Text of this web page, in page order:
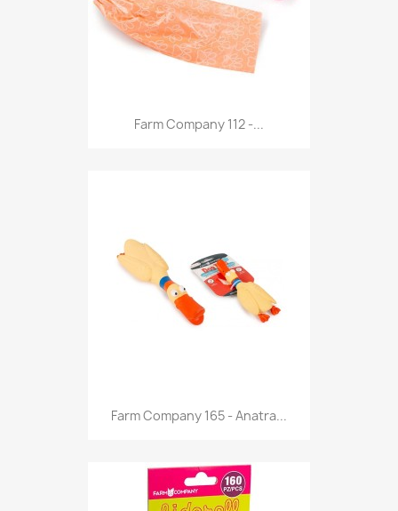
Anteprima
Farm Company 112 -...
Anteprima
Farm Company 165 - Anatra...